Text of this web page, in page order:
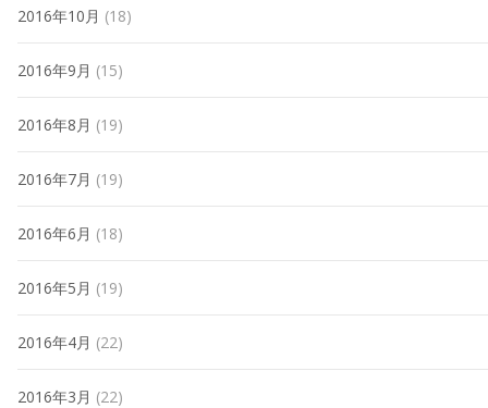
2016年10月 (18)
2016年9月 (15)
2016年8月 (19)
2016年7月 (19)
2016年6月 (18)
2016年5月 (19)
2016年4月 (22)
2016年3月 (22)